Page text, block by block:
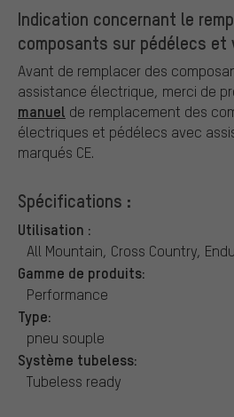
Indication concernant le
composants sur pédélecs et
Avant de remplacer des
assistance électrique, merci de
manuel de remplacement des
électriques et pédélecs avec
marqués CE.
Spécifications :
Utilisation :
All Mountain, Cross Country,
Gamme de produits:
Performance
Type:
pneu souple
Système tubeless:
Tubeless ready